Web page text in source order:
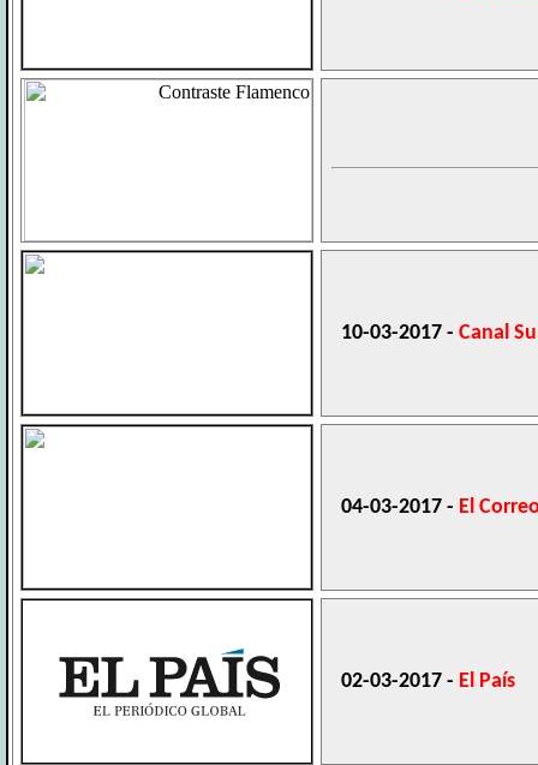
10-03-2017 - Canal
04-03-2017 - El
02-03-2017 - El País